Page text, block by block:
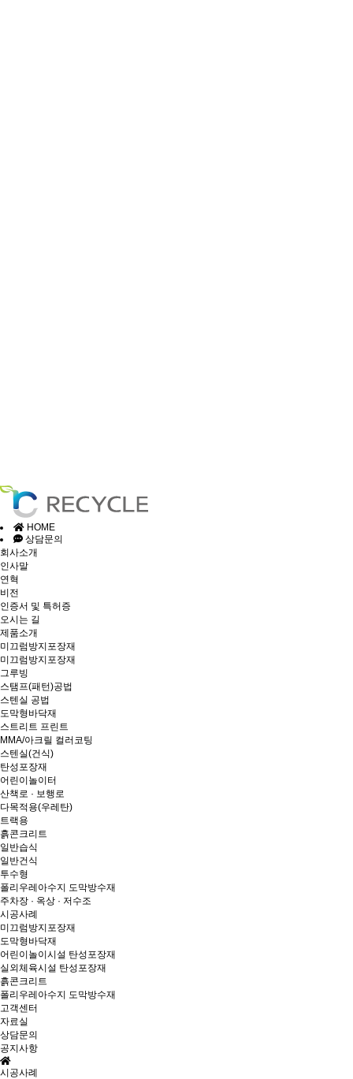
HOME
상담문의
회사소개
인사말
연혁
비전
인증서 및 특허증
오시는 길
제품소개
미끄럼방지포장재
미끄럼방지포장재
그루빙
스탬프(패턴)공법
스텐실 공법
도막형바닥재
스트리트 프린트
MMA/아크릴 컬러코팅
스텐실(건식)
탄성포장재
어린이놀이터
산책로 · 보행로
다목적용(우레탄)
트랙용
흙콘크리트
일반습식
일반건식
투수형
폴리우레아수지 도막방수재
주차장 · 옥상 · 저수조
시공사례
미끄럼방지포장재
도막형바닥재
어린이놀이시설 탄성포장재
실외체육시설 탄성포장재
흙콘크리트
폴리우레아수지 도막방수재
고객센터
자료실
상담문의
공지사항
시공사례